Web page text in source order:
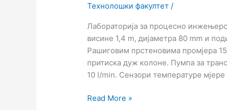
Технолошки факултет /
Лабораторија за процесно
висине 1,4 m, дијаметра 80 mm и
Рашиговим прстеновима промјера
притиска дуж колоне. Пумпа за
10 l/min. Сензори температуре
Енглеска
Read More »